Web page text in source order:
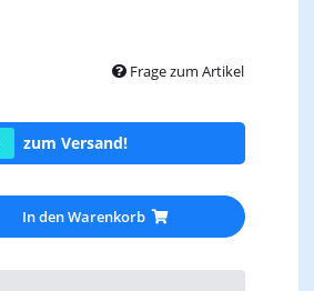
Frage zum Artikel
zum Versand!
In den Warenkorb